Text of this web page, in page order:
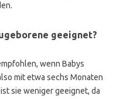
geeignet?
wenn Babys
mit etwa sechs Monaten
sie weniger geeignet, da